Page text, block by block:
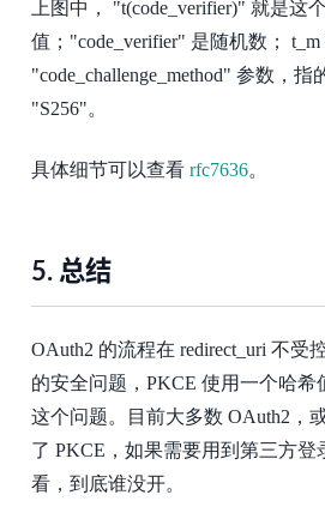
上图中， "t(code_verifier)" 就是这
值；"code_verifier" 是随机数；
"code_challenge_method" 参数，
"S256"。
具体细节可以查看 rfc7636。
5.总结
OAuth2 的流程在 redirect_uri 不受
的安全问题，PKCE 使用一个哈希
这个问题。目前大多数 OAuth2，
了 PKCE，如果需要用到第三方登
看，到底谁没开。